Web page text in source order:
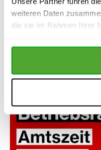
weiteren Daten
die sie im Rahmen Ihrer
alten Betriebsrats
betriebsratslosen Zeit
Beginn und
Amtszeit –